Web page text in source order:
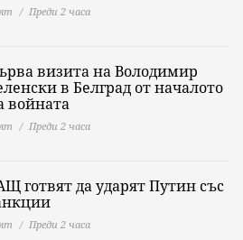
Преди 2 часа
визита на Володимир
в Белград от началото
войната
Преди 2 часа
готвят да ударят Путин със
Преди 2 часа